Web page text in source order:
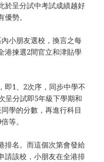
於呈分試中考試成績越好
勢。
小朋友選校，換言之每
港揀選2間官立和津貼學
即1、2次序，同步中學不
呈分試即5年級下學期和
學的分數，再進行科目
等。
排名。而這個次第會發給
請該校，小朋友在全港排